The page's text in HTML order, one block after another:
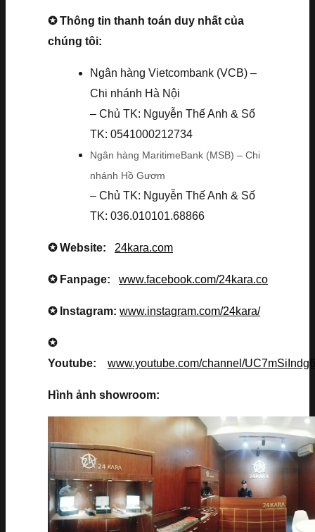
✪ Thông tin thanh toán duy nhất của
chúng tôi:
Ngân hàng Vietcombank (VCB) –
Chi nhánh Hà Nội
– Chủ TK: Nguyễn Thế Anh & Số
TK: 0541000212734
Ngân hàng MaritimeBank (MSB) – Chi
nhánh Hồ Gươm
– Chủ TK: Nguyễn Thế Anh & Số
TK: 036.010101.68866
✪ Website: 24kara.com
✪ Fanpage: www.facebook.com/24kara.co
✪ Instagram: www.instagram.com/24kara/
✪
Youtube: www.youtube.com/channel/
Hình ảnh showroom: